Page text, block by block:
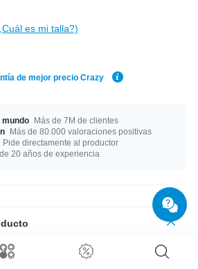
es mi talla?)
de mejor precio Crazy
mundo Más de 7M de clientes
Más de 80.000 valoraciones positivas
Pide directamente al productor
20 años de experiencia
que elijas tu favorito: 1.2 mm y 1.6 mm.
desde 5 mm hasta 11 mm. Lo